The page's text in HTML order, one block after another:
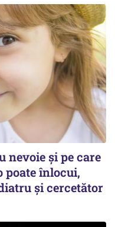
nevoie și pe care
înlocui,
și cercetător